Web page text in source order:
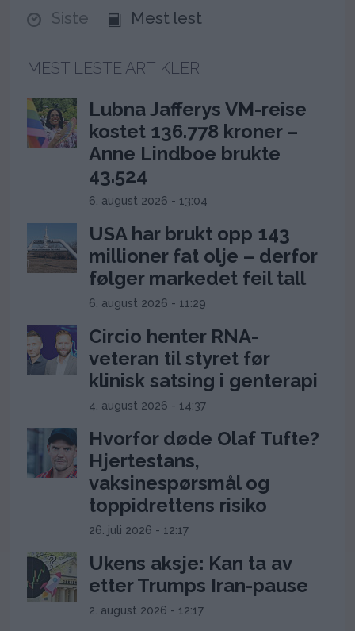
Siste Mest lest
MEST LESTE ARTIKLER
Lubna Jafferys VM-reise
kostet 136.778 kroner –
Anne Lindboe brukte
43.524
6. august 2026 - 13:04
USA har brukt opp 143
millioner fat olje – derfor
følger markedet feil tall
6. august 2026 - 11:29
Circio henter RNA-
veteran til styret før
klinisk satsing i genterapi
4. august 2026 - 14:37
Hvorfor døde Olaf Tufte?
Hjertestans,
vaksinespørsmål og
toppidrettens risiko
26. juli 2026 - 12:17
Ukens aksje: Kan ta av
etter Trumps Iran-pause
2. august 2026 - 12:17